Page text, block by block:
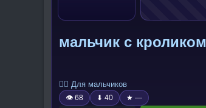
мальчик с кроликом
🧍‍♂️ Для мальчиков
👁 68 ⬇ 40 ★ —